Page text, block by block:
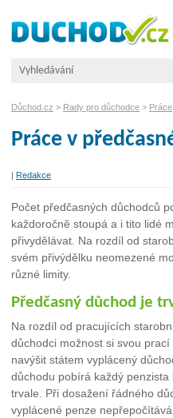
Důchod.cz > Rady pro důchodce > Práce
Práce v
Redakce
Počet předčasných důchodců
každoročně stoupá a i tito lidé
přivydělávat. Na rozdíl od
svém přivýdělku neomezené
různé limity.
Předčasný důchod je
Na rozdíl od pracujících
důchodci možnost si svou
navýšit státem vyplácený
důchodu pobírá každý
trvale. Při dosažení řádného
vyplácené penze